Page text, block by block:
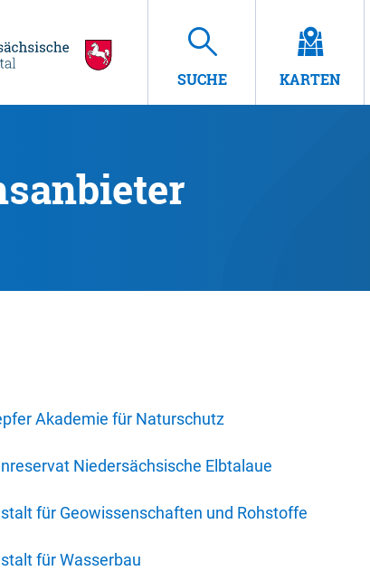
SUCHE KARTEN
Akademie für Naturschutz
Niedersächsische Elbtalaue
für Geowissenschaften und Rohstoffe
für Wasserbau